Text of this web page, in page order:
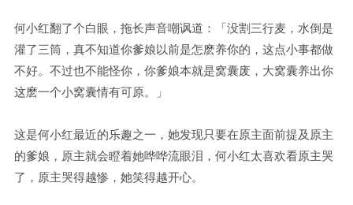
何小红翻了个白眼，拖长声音嘲讽道：「没割三行麦，水倒是
灌了三筒，真不知道你爹娘以前是怎麽养你的，这点小事都做
不好。不过也不能怪你，你爹娘本就是窝囊废，大窝囊养出你
这麽一个小窝囊情有可原。」
这是何小红最近的乐趣之一，她发现只要在原主面前提及原主
的爹娘，原主就会瞪着她哗哗流眼泪，何小红太喜欢看原主哭
了，原主哭得越惨，她笑得越开心。